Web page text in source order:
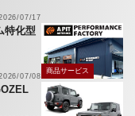
07/17
特化型
07/08
商品サービス